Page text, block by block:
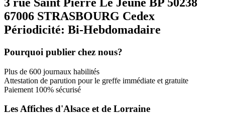
67006 STRASBOURG Cedex
Périodicité: Bi-Hebdomadaire
Pourquoi publier chez nous?
Plus de 600 journaux habilités
Attestation de parution pour le greffe immédiate et gratuite
Paiement 100% sécurisé
Les Affiches d'Alsace et de Lorraine